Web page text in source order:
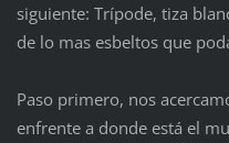
siguiente: Trípode, tiza
de lo mas esbeltos que
Paso primero, nos
enfrente a donde está el